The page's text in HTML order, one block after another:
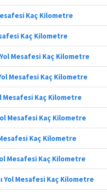
Kaç Kilometre
Kaç Kilometre
Mesafesi Kaç Kilometre
Mesafesi Kaç Kilometre
Mesafesi Kaç Kilometre
Mesafesi Kaç Kilometre
Kaç Kilometre
Mesafesi Kaç Kilometre
Yol Mesafesi Kaç Kilometre